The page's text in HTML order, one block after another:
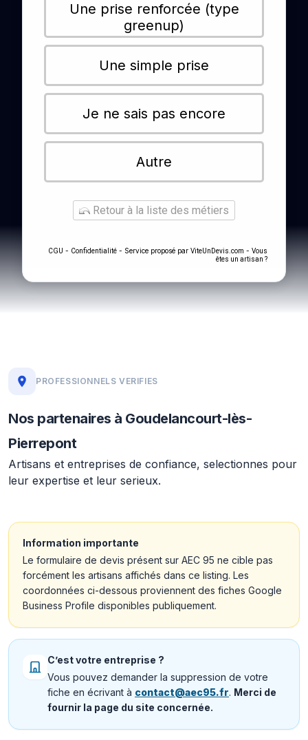
Une prise renforcée (type
greenup)
Une simple prise
Je ne sais pas encore
Autre
Retour à la liste des métiers
CGU - Confidentialité - Service proposé par ViteUnDevis.com - Vous
êtes un artisan ?
PROFESSIONNELS VERIFIES
Nos partenaires à Goudelancourt-lès-
Pierrepont
Artisans et entreprises de confiance, selectionnes pour
leur expertise et leur serieux.
Information importante
Le formulaire de devis présent sur AEC 95 ne cible pas
forcément les artisans affichés dans ce listing. Les
coordonnées ci-dessous proviennent des fiches Google
Business Profile disponibles publiquement.
C’est votre entreprise ?
Vous pouvez demander la suppression de votre
fiche en écrivant à contact@aec95.fr. Merci de
fournir la page du site concernée.